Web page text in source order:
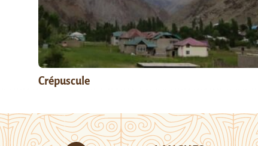
Crépuscule